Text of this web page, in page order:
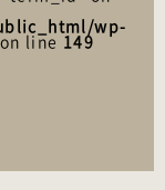
wp-
line149